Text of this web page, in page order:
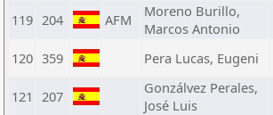
119 204 AFM
Moreno Burillo,
Marcos Antonio
120 359 Pera Lucas, Eugeni
121 207
Gonzálvez Perales,
José Luis